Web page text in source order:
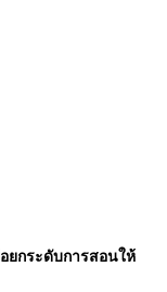
ยกระดับการสอนให้